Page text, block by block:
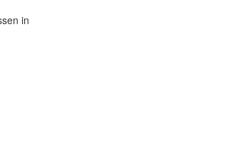
in